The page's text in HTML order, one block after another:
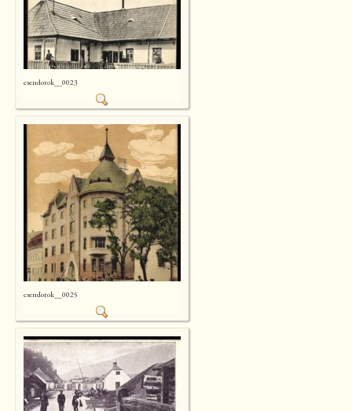
csendorok__0023
csendorok__0025